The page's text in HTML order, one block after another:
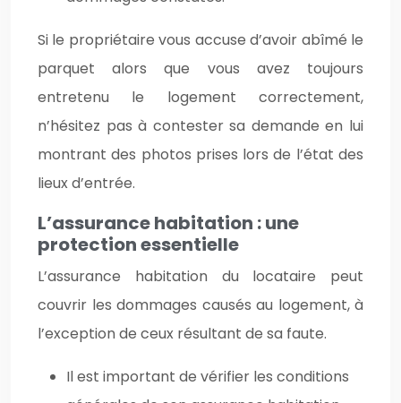
Si le propriétaire vous accuse d’avoir abîmé le
parquet alors que vous avez toujours
entretenu le logement correctement,
n’hésitez pas à contester sa demande en lui
montrant des photos prises lors de l’état des
lieux d’entrée.
L’assurance habitation : une
protection essentielle
L’assurance habitation du locataire peut
couvrir les dommages causés au logement, à
l’exception de ceux résultant de sa faute.
Il est important de vérifier les conditions